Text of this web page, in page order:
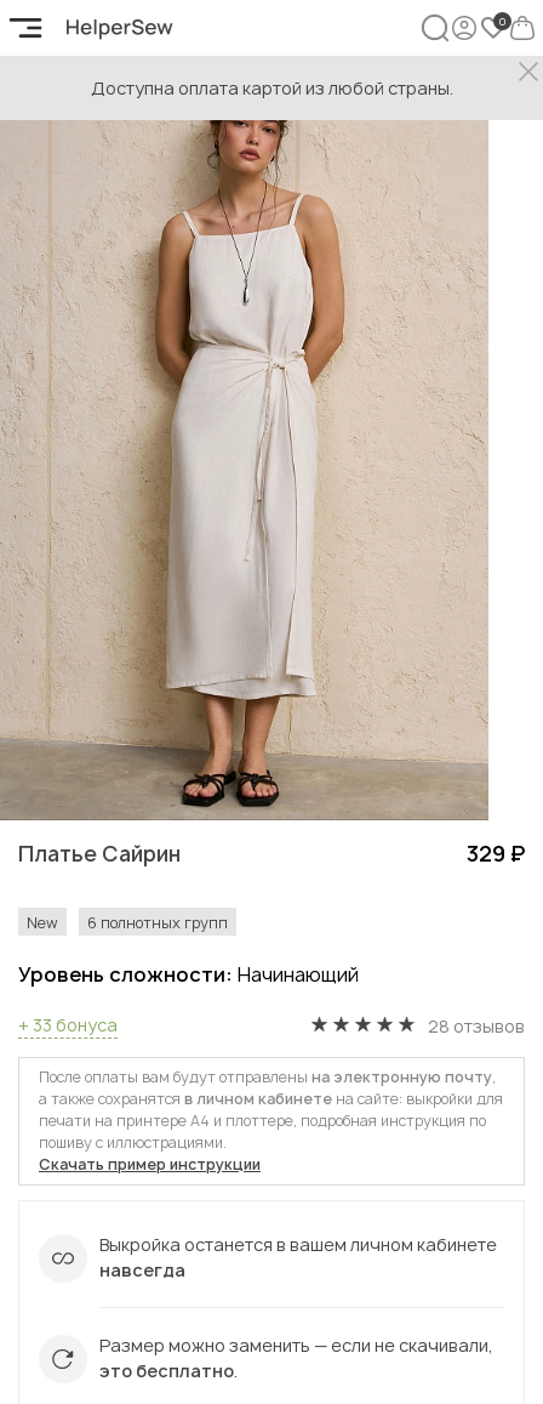
Доступна оплата картой из любой страны.
Платье Сайрин 329 ₽
New 6 полнотных групп
Уровень сложности: Начинающий
+ 33 бонуса 28 отзывов
После оплаты вам будут отправлены на электронную почту,
а также сохранятся в личном кабинете на сайте: выкройки для
печати на принтере А4 и плоттере, подробная инструкция по
пошиву с иллюстрациями.
Скачать пример инструкции
Выкройка останется в вашем личном кабинете
навсегда
Размер можно заменить — если не скачивали,
это бесплатно.